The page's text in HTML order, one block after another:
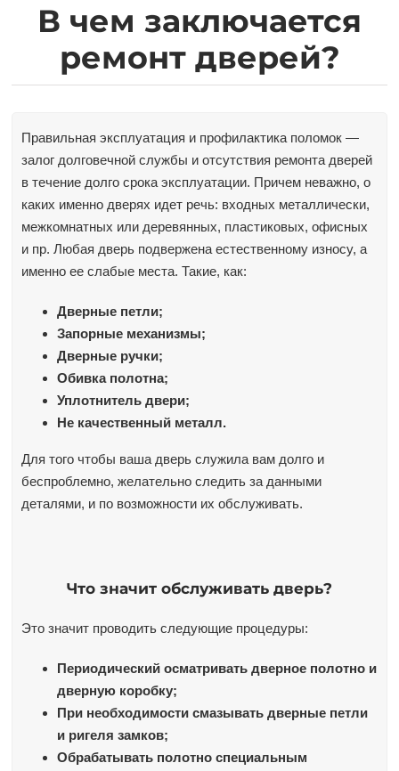
В чем заключается
ремонт дверей?
Правильная эксплуатация и профилактика поломок —
залог долговечной службы и отсутствия ремонта дверей
в течение долго срока эксплуатации. Причем неважно, о
каких именно дверях идет речь: входных металлически,
межкомнатных или деревянных, пластиковых, офисных
и пр. Любая дверь подвержена естественному износу, а
именно ее слабые места. Такие, как:
Дверные петли;
Запорные механизмы;
Дверные ручки;
Обивка полотна;
Уплотнитель двери;
Не качественный металл.
Для того чтобы ваша дверь служила вам долго и
беспроблемно, желательно следить за данными
деталями, и по возможности их обслуживать.
Что значит обслуживать дверь?
Это значит проводить следующие процедуры:
Периодический осматривать дверное полотно и
дверную коробку;
При необходимости смазывать дверные петли
и ригеля замков;
Обрабатывать полотно специальным